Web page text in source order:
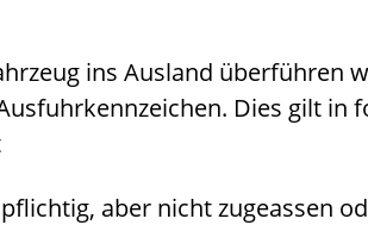
ins Ausland überführen
Dies gilt in
aber nicht zugeassen